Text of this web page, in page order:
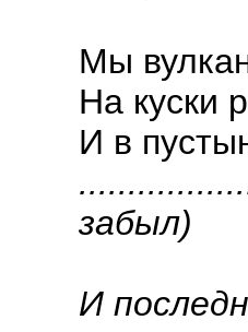
Мы
На куски
И в
забыл)
И